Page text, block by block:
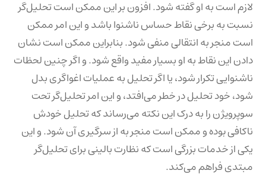
لازم است به او گفته شود. افزون بر این ممکن است تحلیل‌گر
نسبت به برخی نقاط حساس ناشنوا باشد و این امر ممکن
است منجر به انتقالی منفی شود. بنابراین ممکن است نشان
دادن این نقاط به او بسیار مفید واقع شود. و اگر چنین لحظات
ناشنوایی تکرار شود، یا اگر تحلیل به عملیات اغواگری بدل
شود، خود تحلیل در خطر می‌افتد، و این امر تحلیل‌گر تحت
سوپرویژن را به درک این نکته می‌رساند که تحلیل خودش
ناکافی بوده و ممکن است منجر به از سرگیری آن شود. و این
یکی از خدمات بزرگی است که نظارت بالینی برای تحلیل‌گر
مبتدی فراهم می‌کند.